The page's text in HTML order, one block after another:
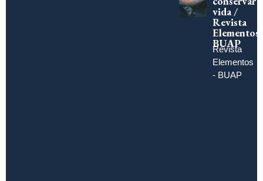
vida /
Revista
Elementos
BUAP
Revista
Elementos
- BUAP